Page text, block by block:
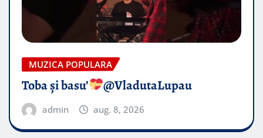
MUZICA POPULARA
Toba și basu’ @VladutaLupau
admin aug. 8, 2026